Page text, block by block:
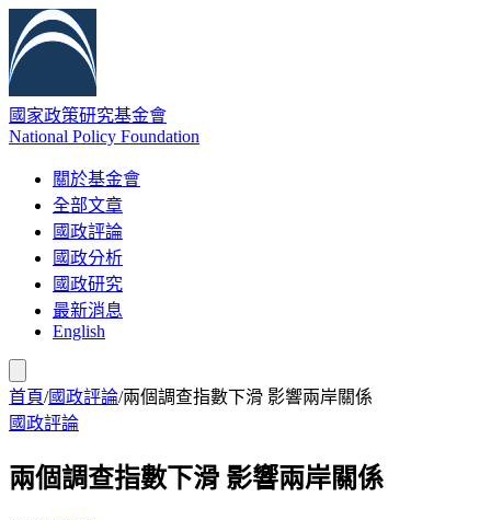
國家政策研究基金會
National Policy Foundation
關於基金會
全部文章
國政評論
國政分析
國政研究
最新消息
English
首頁/國政評論/兩個調查指數下滑 影響兩岸關係
國政評論
兩個調查指數下滑 影響兩岸關係